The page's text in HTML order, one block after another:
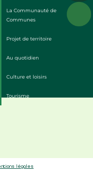
La Communauté de
Communes
Projet de territoire
Au quotidien
Culture et loisirs
Tourisme
légales